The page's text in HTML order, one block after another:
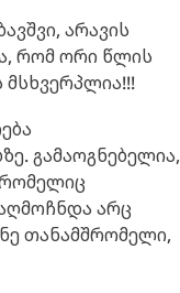
არავის
რომ ორი წლის
მსხვერპლია!!!
გამაოგნებელია,
არც
თანამშრომელი,